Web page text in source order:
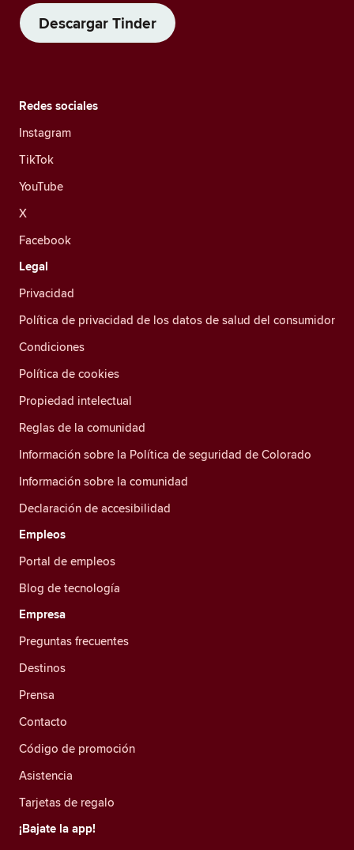
Descargar Tinder
Redes sociales
Instagram
TikTok
YouTube
X
Facebook
Legal
Privacidad
Política de privacidad de los datos de salud del consumidor
Condiciones
Política de cookies
Propiedad intelectual
Reglas de la comunidad
Información sobre la Política de seguridad de Colorado
Información sobre la comunidad
Declaración de accesibilidad
Empleos
Portal de empleos
Blog de tecnología
Empresa
Preguntas frecuentes
Destinos
Prensa
Contacto
Código de promoción
Asistencia
Tarjetas de regalo
¡Bajate la app!